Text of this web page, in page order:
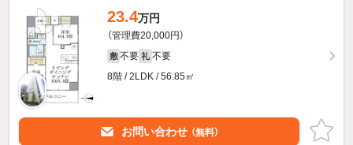
23.4万円
（管理費20,000円）
敷 不要 礼 不要
8階 / 2LDK / 56.85㎡
お問い合わせ （無料）